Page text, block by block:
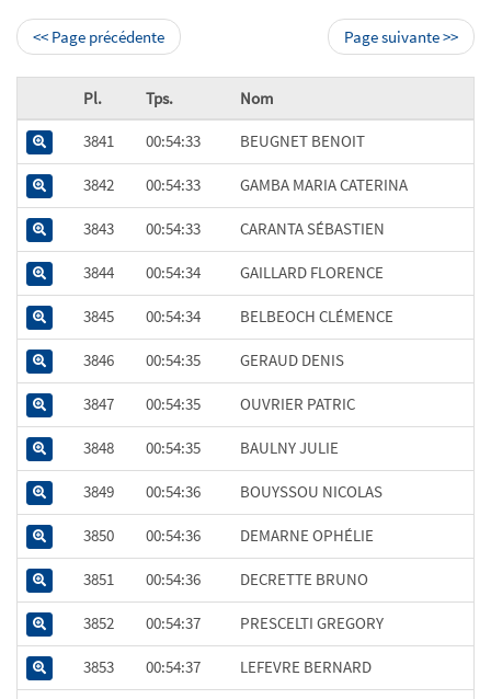
<< Page précédente Page suivante >>
Pl. Tps. Nom
3841 00:54:33 BEUGNET BENOIT
3842 00:54:33 GAMBA MARIA CATERINA
3843 00:54:33 CARANTA SÉBASTIEN
3844 00:54:34 GAILLARD FLORENCE
3845 00:54:34 BELBEOCH CLÉMENCE
3846 00:54:35 GERAUD DENIS
3847 00:54:35 OUVRIER PATRIC
3848 00:54:35 BAULNY JULIE
3849 00:54:36 BOUYSSOU NICOLAS
3850 00:54:36 DEMARNE OPHÉLIE
3851 00:54:36 DECRETTE BRUNO
3852 00:54:37 PRESCELTI GREGORY
3853 00:54:37 LEFEVRE BERNARD